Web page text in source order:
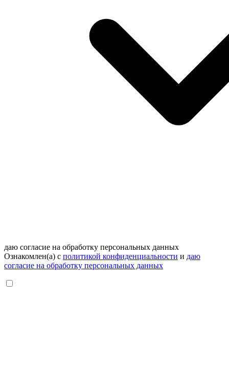
даю согласие на обработку персональных данных
Ознакомлен(а) с политикой конфиденциальности и даю
согласие на обработку персональных данных